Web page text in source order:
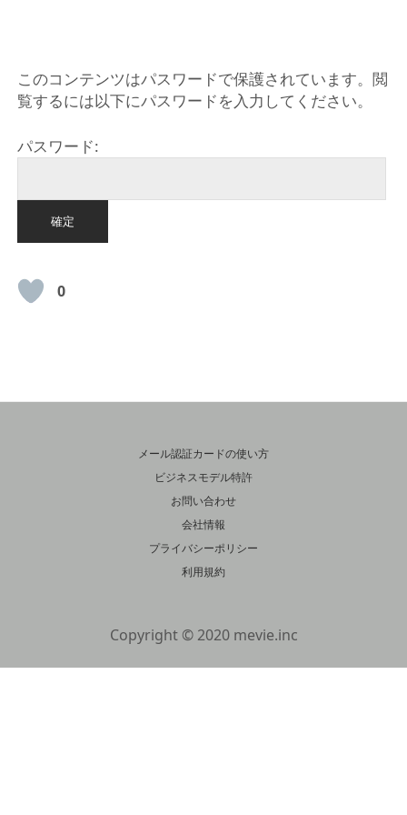
このコンテンツはパスワードで保護されています。閲
覧するには以下にパスワードを入力してください。
パスワード:
0
メール認証カードの使い方
ビジネスモデル特許
お問い合わせ
会社情報
プライバシーポリシー
利用規約
Copyright © 2020 mevie.inc